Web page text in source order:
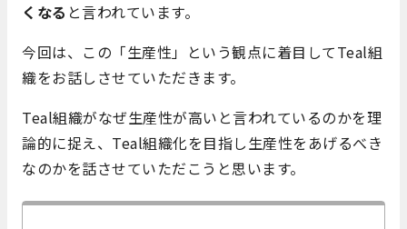
くなる と言われています。
今回は、この「生産性」という観点に着目してTeal組
織をお話しさせていただきます。
Teal組織がなぜ生産性が高いと言われているのかを理
論的に捉え、Teal組織化を目指し生産性をあげるべき
なのかを話させていただこうと思います。